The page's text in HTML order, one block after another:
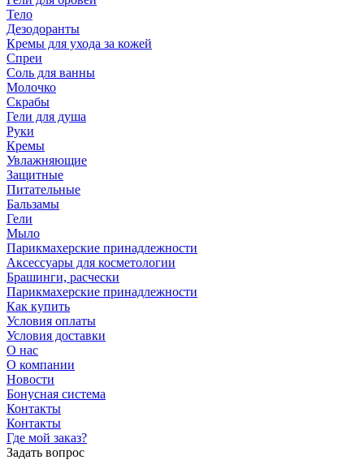
Тело
Дезодоранты
Кремы для ухода за кожей
Спреи
Соль для ванны
Молочко
Скрабы
Гели для душа
Руки
Кремы
Увлажняющие
Защитные
Питательные
Бальзамы
Гели
Мыло
Парикмахерские принадлежности
Аксессуары для косметологии
Брашинги, расчески
Парикмахерские принадлежности
Как купить
Условия оплаты
Условия доставки
О нас
О компании
Новости
Бонусная система
Контакты
Контакты
Где мой заказ?
Задать вопрос